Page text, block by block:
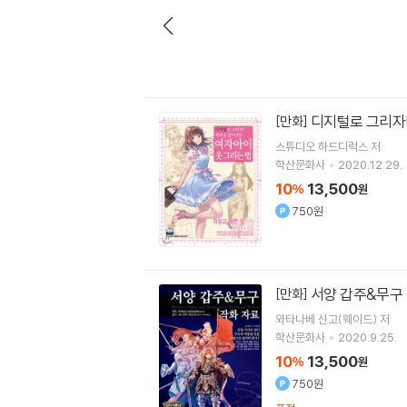
[만화] 디지털로 그리
스튜디오 하드디럭스 저
학산문화사
2020.12.29.
10% 13,500원
750원
[만화] 서양 갑주&무구
와타나베 신고(웨이드) 저
학산문화사
2020.9.25.
10% 13,500원
750원